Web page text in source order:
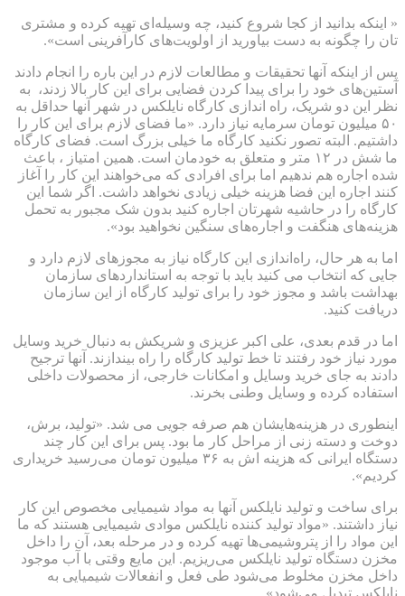
« اینکه بدانید از کجا شروع کنید، چه وسیله‌ای تهیه کرده و مشتری
تان را چگونه به دست بیاورید از اولویت‌های کارآفرینی است».
پس از اینکه آنها تحقیقات و مطالعات لازم در این باره را انجام دادند
آستین‌های خود را برای پیدا کردن فضایی برای این کار بالا زدند، به
نظر این دو شریک، راه اندازی کارگاه نایلکس در شهر آنها حداقل به
۵۰ میلیون تومان سرمایه نیاز دارد. «ما فضای لازم برای این کار را
داشتیم. البته تصور نکنید کارگاه ما خیلی بزرگ است. فضای کارگاه
ما شش در ۱۲ متر و متعلق به خودمان است. همین امتیاز ، باعث
شده اجاره هم ندهیم اما برای افرادی که می‌خواهند این کار را آغاز
کنند اجاره این فضا هزینه خیلی زیادی نخواهد داشت. اگر شما این
کارگاه را در حاشیه شهرتان اجاره کنید بدون شک مجبور به تحمل
هزینه‌های هنگفت و اجاره‌های سنگین نخواهید بود».
اما به هر حال، راه‌اندازی این کارگاه نیاز به مجوزهای لازم دارد و
جایی که انتخاب می کنید باید با توجه به استانداردهای سازمان
بهداشت باشد و مجوز خود را برای تولید کارگاه از این سازمان
دریافت کنید.
اما در قدم بعدی، علی اکبر عزیزی و شریکش به دنبال خرید وسایل
مورد نیاز خود رفتند تا خط تولید کارگاه را راه بیندازند. آنها ترجیح
دادند به جای خرید وسایل و امکانات خارجی، از محصولات داخلی
استفاده کرده و وسایل وطنی بخرند.
اینطوری در هزینه‌هایشان هم صرفه جویی می شد. «تولید، برش،
دوخت و دسته زنی از مراحل کار ما بود. پس برای این کار چند
دستگاه ایرانی که هزینه اش به ۳۶ میلیون تومان می‌رسید خریداری
کردیم».
برای ساخت و تولید نایلکس آنها به مواد شیمیایی مخصوص این کار
نیاز داشتند. «مواد تولید کننده نایلکس موادی شیمیایی هستند که ما
این مواد را از پتروشیمی‌ها تهیه کرده و در مرحله بعد، آن را داخل
مخزن دستگاه تولید نایلکس می‌ریزیم. این مایع وقتی با آب موجود
داخل مخزن مخلوط می‌شود طی فعل و انفعالات شیمیایی به
نایلکس تبدیل می‌شود».